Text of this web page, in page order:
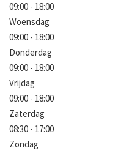
09:00 - 18:00
Woensdag
09:00 - 18:00
Donderdag
09:00 - 18:00
Vrijdag
09:00 - 18:00
Zaterdag
08:30 - 17:00
Zondag